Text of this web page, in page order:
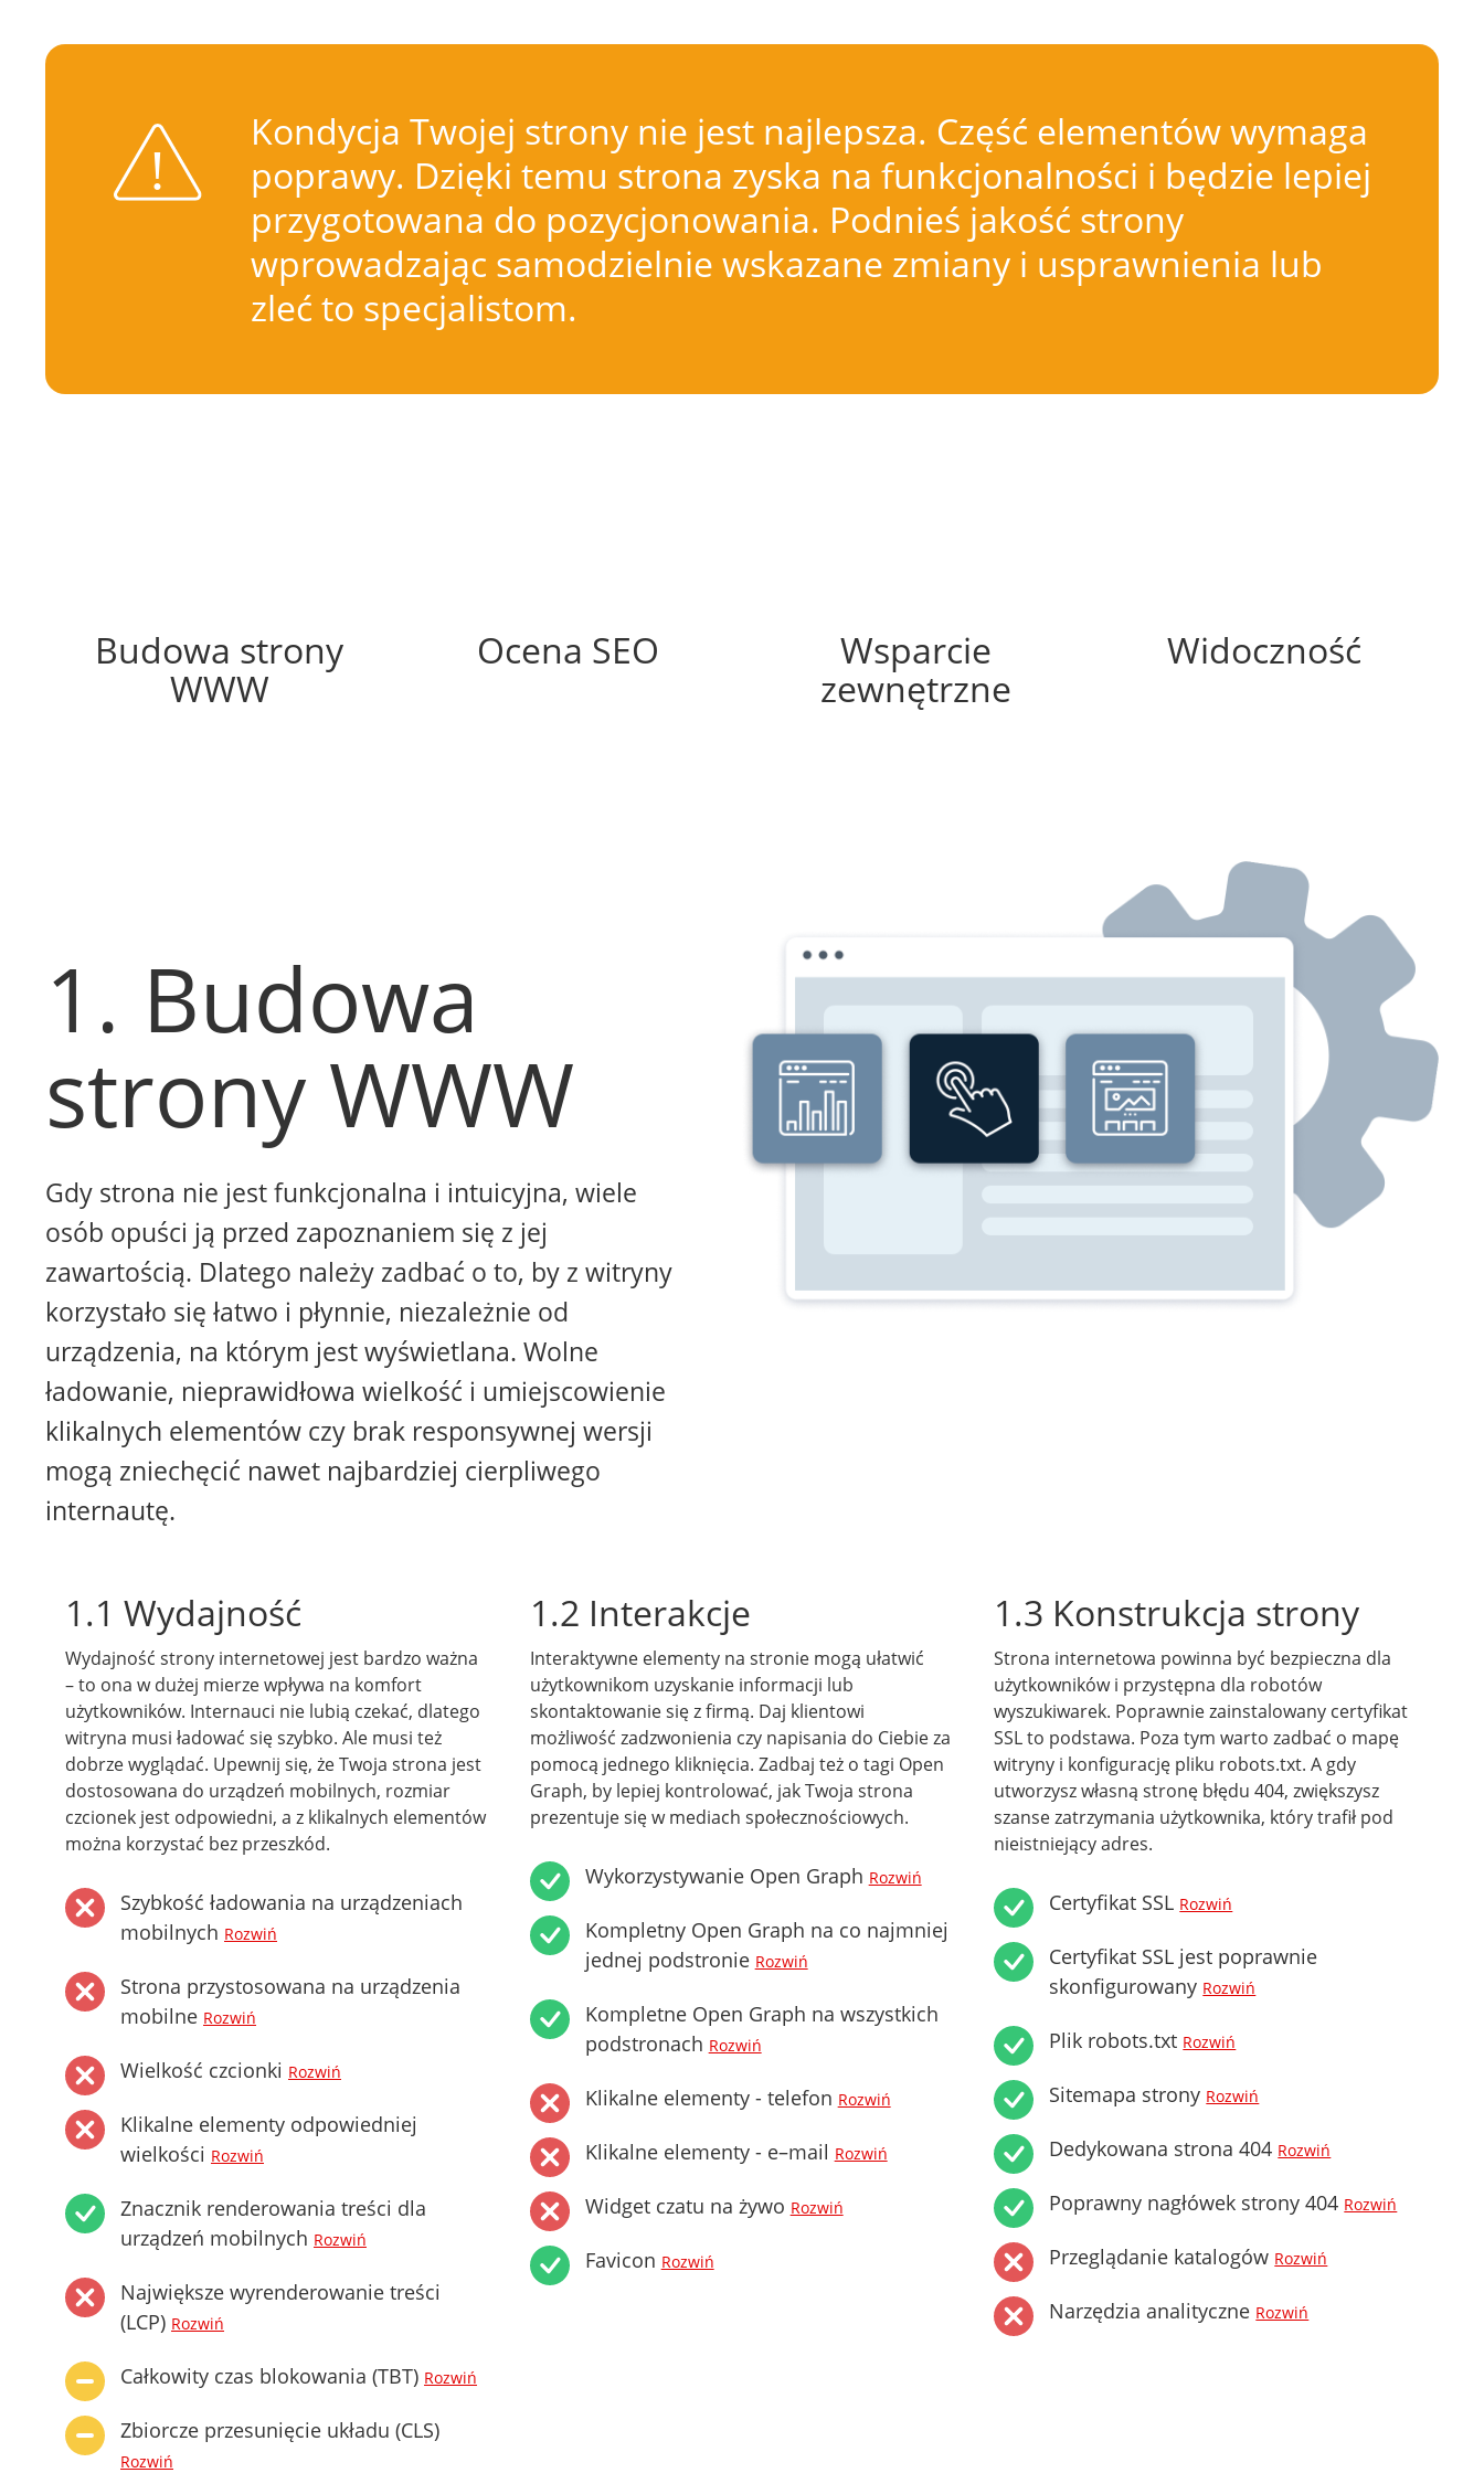
Kondycja Twojej strony nie jest najlepsza. Część elementów wymaga
poprawy. Dzięki temu strona zyska na funkcjonalności i będzie lepiej
przygotowana do pozycjonowania. Podnieś jakość strony
wprowadzając samodzielnie wskazane zmiany i usprawnienia lub
zleć to specjalistom.
Budowa strony
WWW
Ocena SEO
Wsparcie
zewnętrzne
Widoczność
1. Budowa
strony WWW
Gdy strona nie jest funkcjonalna i intuicyjna, wiele
osób opuści ją przed zapoznaniem się z jej
zawartością. Dlatego należy zadbać o to, by z witryny
korzystało się łatwo i płynnie, niezależnie od
urządzenia, na którym jest wyświetlana. Wolne
ładowanie, nieprawidłowa wielkość i umiejscowienie
klikalnych elementów czy brak responsywnej wersji
mogą zniechęcić nawet najbardziej cierpliwego
internautę.
1.1 Wydajność
Wydajność strony internetowej jest bardzo ważna
– to ona w dużej mierze wpływa na komfort
użytkowników. Internauci nie lubią czekać, dlatego
witryna musi ładować się szybko. Ale musi też
dobrze wyglądać. Upewnij się, że Twoja strona jest
dostosowana do urządzeń mobilnych, rozmiar
czcionek jest odpowiedni, a z klikalnych elementów
można korzystać bez przeszkód.
Szybkość ładowania na urządzeniach
mobilnych Rozwiń
Strona przystosowana na urządzenia
mobilne Rozwiń
Wielkość czcionki Rozwiń
Klikalne elementy odpowiedniej
wielkości Rozwiń
Znacznik renderowania treści dla
urządzeń mobilnych Rozwiń
Największe wyrenderowanie treści
(LCP) Rozwiń
Całkowity czas blokowania (TBT) Rozwiń
Zbiorcze przesunięcie układu (CLS)
Rozwiń
1.2 Interakcje
Interaktywne elementy na stronie mogą ułatwić
użytkownikom uzyskanie informacji lub
skontaktowanie się z firmą. Daj klientowi
możliwość zadzwonienia czy napisania do Ciebie za
pomocą jednego kliknięcia. Zadbaj też o tagi Open
Graph, by lepiej kontrolować, jak Twoja strona
prezentuje się w mediach społecznościowych.
Wykorzystywanie Open Graph Rozwiń
Kompletny Open Graph na co najmniej
jednej podstronie Rozwiń
Kompletne Open Graph na wszystkich
podstronach Rozwiń
Klikalne elementy - telefon Rozwiń
Klikalne elementy - e–mail Rozwiń
Widget czatu na żywo Rozwiń
Favicon Rozwiń
1.3 Konstrukcja strony
Strona internetowa powinna być bezpieczna dla
użytkowników i przystępna dla robotów
wyszukiwarek. Poprawnie zainstalowany certyfikat
SSL to podstawa. Poza tym warto zadbać o mapę
witryny i konfigurację pliku robots.txt. A gdy
utworzysz własną stronę błędu 404, zwiększysz
szanse zatrzymania użytkownika, który trafił pod
nieistniejący adres.
Certyfikat SSL Rozwiń
Certyfikat SSL jest poprawnie
skonfigurowany Rozwiń
Plik robots.txt Rozwiń
Sitemapa strony Rozwiń
Dedykowana strona 404 Rozwiń
Poprawny nagłówek strony 404 Rozwiń
Przeglądanie katalogów Rozwiń
Narzędzia analityczne Rozwiń